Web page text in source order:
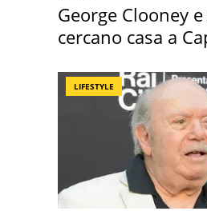
George Clooney
cercano casa a
LIFESTYLE